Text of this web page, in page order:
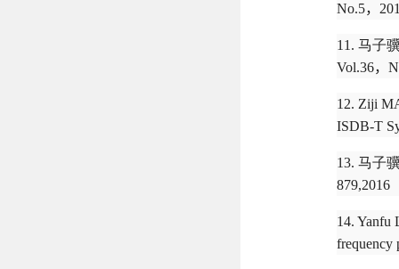
No.5，
11. 马子
Vol.36，
12. Ziji
ISDB-T
13. 马子
879,2016
14. Yanfu
frequency